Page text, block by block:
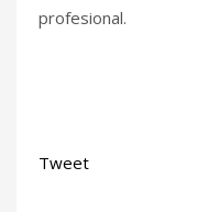
profesional.
Tweet